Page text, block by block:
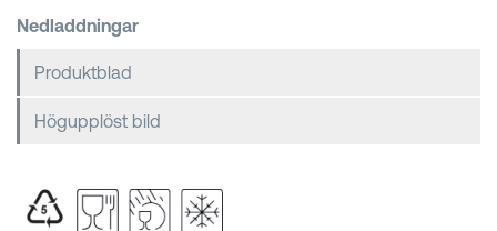
Nedladdningar
Produktblad
Högupplöst bild